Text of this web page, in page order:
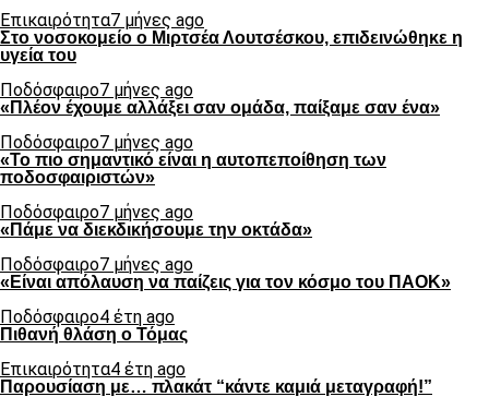
Επικαιρότητα7 μήνες ago
Στο νοσοκομείο ο Μιρτσέα Λουτσέσκου, επιδεινώθηκε η
υγεία του
Ποδόσφαιρο7 μήνες ago
«Πλέον έχουμε αλλάξει σαν ομάδα, παίξαμε σαν ένα»
Ποδόσφαιρο7 μήνες ago
«Το πιο σημαντικό είναι η αυτοπεποίθηση των
ποδοσφαιριστών»
Ποδόσφαιρο7 μήνες ago
«Πάμε να διεκδικήσουμε την οκτάδα»
Ποδόσφαιρο7 μήνες ago
«Είναι απόλαυση να παίζεις για τον κόσμο του ΠΑΟΚ»
Ποδόσφαιρο4 έτη ago
Πιθανή θλάση ο Τόμας
Επικαιρότητα4 έτη ago
Παρουσίαση με… πλακάτ “κάντε καμιά μεταγραφή!”